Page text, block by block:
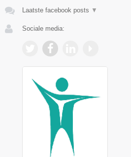
Laatste facebook posts ▼
Sociale media: